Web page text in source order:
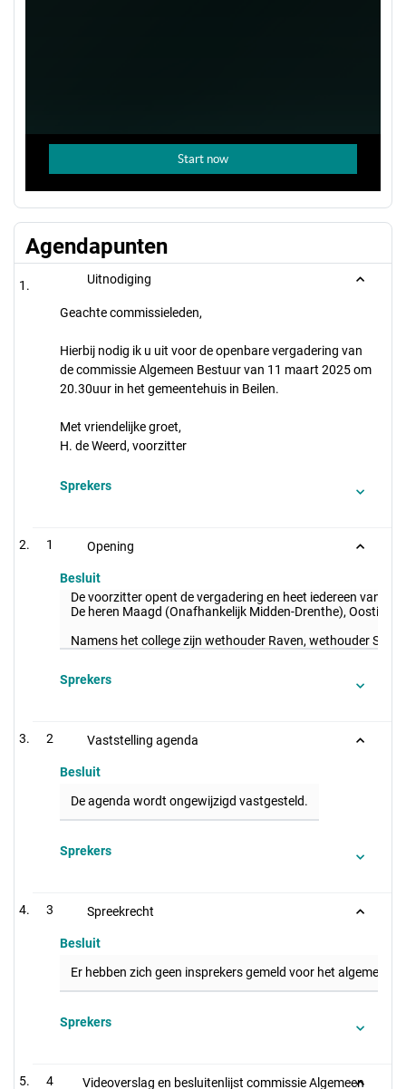
Agendapunten
Uitnodiging
Geachte commissieleden,
Hierbij nodig ik u uit voor de openbare vergadering van
de commissie Algemeen Bestuur van 11 maart 2025 om
20.30uur in het gemeentehuis in Beilen.
Met vriendelijke groet,
H. de Weerd, voorzitter
Sprekers
1 Opening
Besluit
De voorzitter opent de vergadering en heet iedereen van
De heren Maagd (Onafhankelijk Midden-Drenthe), Oosting
Namens het college zijn wethouder Raven, wethouder
Sprekers
2 Vaststelling agenda
Besluit
De agenda wordt ongewijzigd vastgesteld.
Sprekers
3 Spreekrecht
Besluit
Er hebben zich geen insprekers gemeld voor het algemeen
Sprekers
4 Videoverslag en besluitenlijst commissie Algemeen